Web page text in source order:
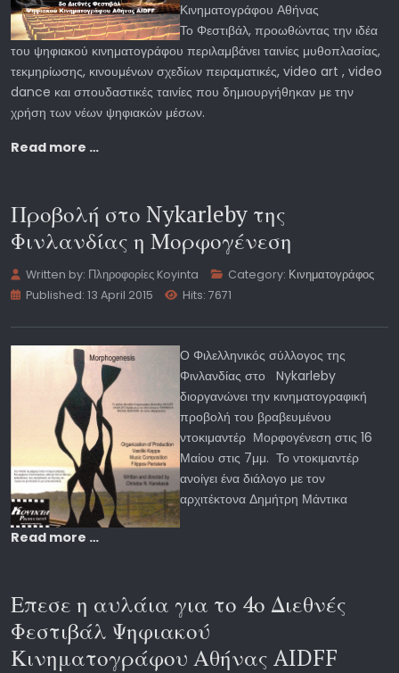
Κινηματογράφου Αθήνας
Το Φεστιβάλ, προωθώντας την ιδέα
του ψηφιακού κινηματογράφου περιλαμβάνει ταινίες μυθοπλασίας,
τεκμηρίωσης, κινουμένων σχεδίων πειραματικές, video art , video
dance και σπουδαστικές ταινίες που δημιουργήθηκαν με την
χρήση των νέων ψηφιακών μέσων.
Read more …
Προβολή στο Nykarleby της
Φινλανδίας η Μορφογένεση
Written by: Πληροφορίες Koyinta Category: Κινηματογράφος
Published: 13 April 2015
Hits: 7671
Ο Φιλελληνικός σύλλογος της
Φινλανδίας στο Nykarleby
διοργανώνει την κινηματογραφική
προβολή του βραβευμένου
ντοκιμαντέρ Μορφογένεση στις 16
Μαίου στις 7μμ. Το ντοκιμαντέρ
ανοίγει ένα διάλογο με τον
αρχιτέκτονα Δημήτρη Μάντικα
Read more …
Επεσε η αυλάια για το 4ο Διεθνές
Φεστιβάλ Ψηφιακού
Κινηματογράφου Αθήνας AIDFF